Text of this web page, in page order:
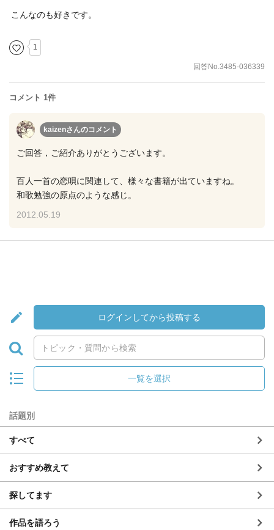
こんなのも好きです。
1
回答No.3485-036339
コメント 1件
kaizenさんのコメント
ご回答，ご紹介ありがとうございます。
百人一首の恋唄に関連して、様々な書籍が出ていますね。
和歌勉強の原点のような感じ。
2012.05.19
ログインしてから投稿する
一覧を選択
話題別
すべて
おすすめ教えて
探してます
作品を語ろう